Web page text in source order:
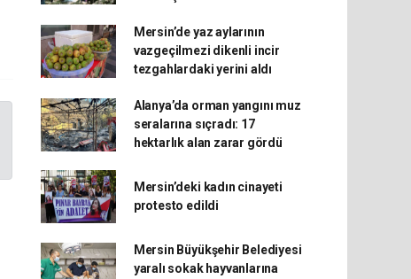
Mersin’de yaz aylarının
vazgeçilmezi dikenli incir
tezgahlardaki yerini aldı
Alanya’da orman yangını muz
seralarına sıçradı: 17
hektarlık alan zarar gördü
Mersin’deki kadın cinayeti
protesto edildi
Mersin Büyükşehir Belediyesi
yaralı sokak hayvanlarına